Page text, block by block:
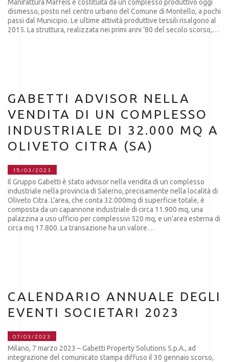
Manifattura Maffeis è costituita da un complesso produttivo oggi
dismesso, posto nel centro urbano del Comune di Montello, a pochi
passi dal Municipio. Le ultime attività produttive tessili risalgono al
2015. La struttura, realizzata nei primi anni ‘80 del secolo scorso,…
GABETTI ADVISOR NELLA
VENDITA DI UN COMPLESSO
INDUSTRIALE DI 32.000 MQ A
OLIVETO CITRA (SA)
15/03/2023
Il Gruppo Gabetti è stato advisor nella vendita di un complesso
industriale nella provincia di Salerno, precisamente nella località di
Oliveto Citra. L’area, che conta 32.000mq di superficie totale, è
composta da un capannone industriale di circa 11.900 mq, una
palazzina a uso ufficio per complessivi 520 mq, e un’area esterna di
circa mq 17.800. La transazione ha un valore…
CALENDARIO ANNUALE DEGLI
EVENTI SOCIETARI 2023
07/03/2023
Milano, 7 marzo 2023 – Gabetti Property Solutions S.p.A., ad
integrazione del comunicato stampa diffuso il 30 gennaio scorso,